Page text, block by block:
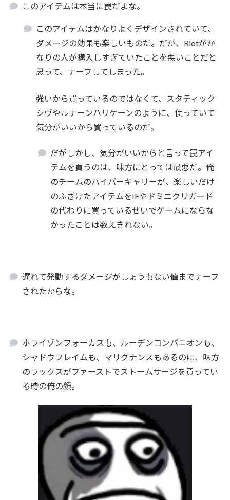
このアイテムは本当に罠だよな。
このアイテムはかなりよくデザインされていて、
ダメージの効果も楽しいものだ。だが、Riotがか
なりの人が購入しすぎていたことを悪いことだと
思って、ナーフしてしまった。
強いから買っているのではなくて、スタティック
シヴやルナーンハリケーンのように、使っていて
気分がいいから買っているのだ。
だがしかし、気分がいいからと言って罠アイ
テムを買うのは、味方にとっては最悪だ。俺
のチームのハイパーキャリーが、楽しいだけ
のふざけたアイテムをIEやドミニクリガード
の代わりに買っているせいでゲームにならな
かったことは数えきれない。
遅れて発動するダメージがしょうもない値までナーフ
されたからな。
ホライゾンフォーカスも、ルーデンコンパニオンも、
シャドウフレイムも、マリグナンスもあるのに、味方
のラックスがファーストでストームサージを買ってい
る時の俺の顔。